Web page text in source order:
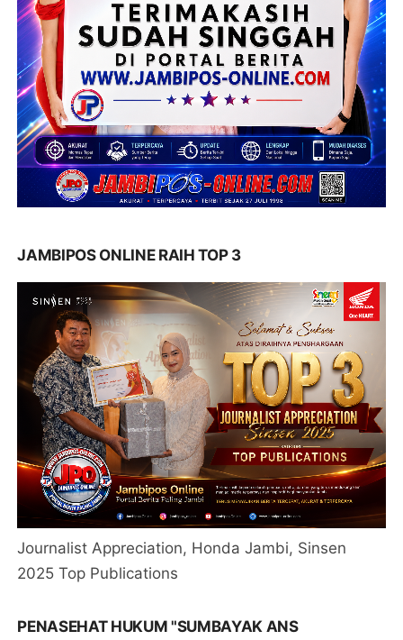
JAMBIPOS ONLINE RAIH TOP 3
Journalist Appreciation, Honda Jambi, Sinsen
2025 Top Publications
PENASEHAT HUKUM "SUMBAYAK ANS